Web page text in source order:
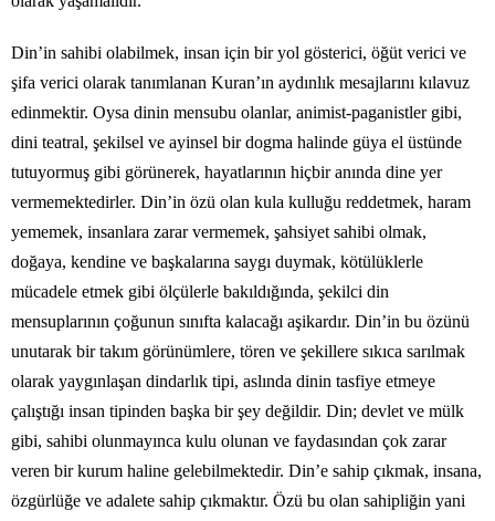
Din’in sahibi olabilmek, insan için bir yol gösterici, öğüt verici ve
şifa verici olarak tanımlanan Kuran’ın aydınlık mesajlarını kılavuz
edinmektir. Oysa dinin mensubu olanlar, animist-paganistler gibi,
dini teatral, şekilsel ve ayinsel bir dogma halinde güya el üstünde
tutuyormuş gibi görünerek, hayatlarının hiçbir anında dine yer
vermemektedirler. Din’in özü olan kula kulluğu reddetmek, haram
yememek, insanlara zarar vermemek, şahsiyet sahibi olmak,
doğaya, kendine ve başkalarına saygı duymak, kötülüklerle
mücadele etmek gibi ölçülerle bakıldığında, şekilci din
mensuplarının çoğunun sınıfta kalacağı aşikardır. Din’in bu özünü
unutarak bir takım görünümlere, tören ve şekillere sıkıca sarılmak
olarak yaygınlaşan dindarlık tipi, aslında dinin tasfiye etmeye
çalıştığı insan tipinden başka bir şey değildir. Din; devlet ve mülk
gibi, sahibi olunmayınca kulu olunan ve faydasından çok zarar
veren bir kurum haline gelebilmektedir. Din’e sahip çıkmak, insana,
özgürlüğe ve adalete sahip çıkmaktır. Özü bu olan sahipliğin yani